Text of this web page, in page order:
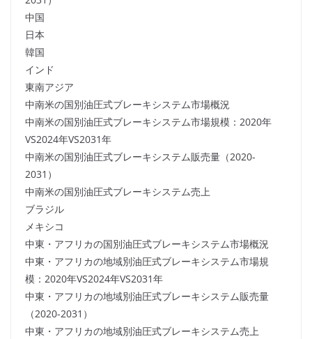
中国
日本
韓国
インド
東南アジア
中南米の国別油圧式ブレーキシステム市場概況
中南米の国別油圧式ブレーキシステム市場規模：2020年
VS2024年VS2031年
中南米の国別油圧式ブレーキシステム販売量（2020-
2031）
中南米の国別油圧式ブレーキシステム売上
ブラジル
メキシコ
中東・アフリカの国別油圧式ブレーキシステム市場概況
中東・アフリカの地域別油圧式ブレーキシステム市場規
模：2020年VS2024年VS2031年
中東・アフリカの地域別油圧式ブレーキシステム販売量
（2020-2031）
中東・アフリカの地域別油圧式ブレーキシステム売上